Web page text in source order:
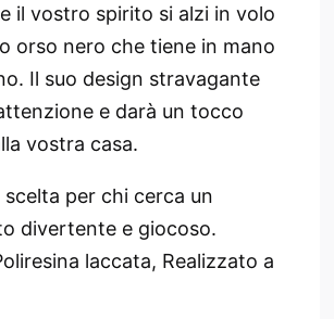
il vostro spirito si alzi in volo
orso nero che tiene in mano
Il suo design stravagante
e darà un tocco
vostra casa.
per chi cerca un
divertente e giocoso.
laccata, Realizzato a